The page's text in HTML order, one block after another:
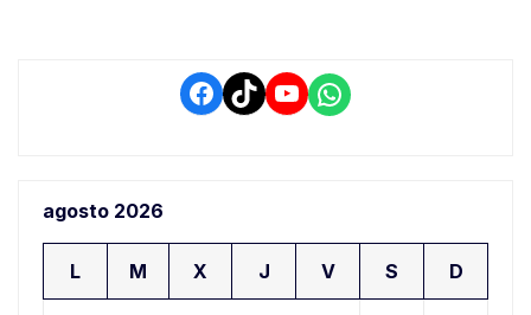
Facebook
TikTokYouTube
WhatsApp
agosto 2026
L M X J V S D